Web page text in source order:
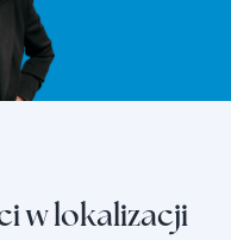
w lokalizacji